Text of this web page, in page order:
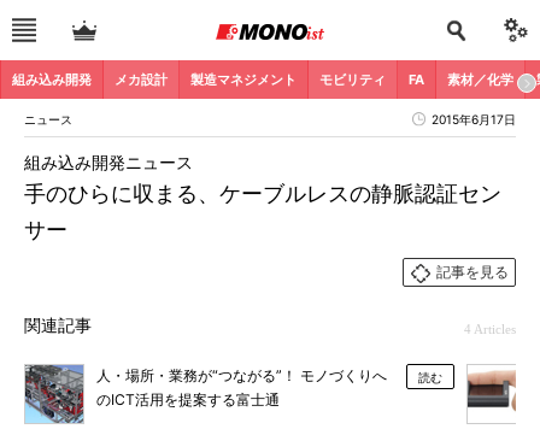
組み込み開発 メカ設計 製造マネジメント モビリティ FA 素材／化学
ニュース 2015年6月17日
手のひらに収まる、ケーブルレスの静脈認証セン
サー
組み込み開発ニュース
記事を見る
関連記事 4 Articles
人・場所・業務が“つながる”！ モノづくりへ
のICT活用を提案する富士通
読む